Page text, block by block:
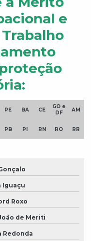
e
PE BA CE
GO e
DF
AM
PB PI RN RO RR
Iguaçu
Roxo
de Meriti
Redonda